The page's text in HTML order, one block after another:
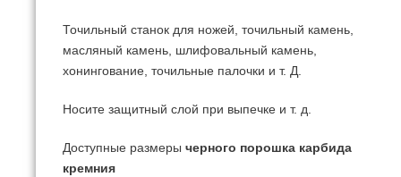
Точильный станок для ножей, точильный камень,
масляный камень, шлифовальный камень,
хонингование, точильные палочки и т. Д.
Носите защитный слой при выпечке и т. д.
Доступные размеры черного порошка карбида
кремния